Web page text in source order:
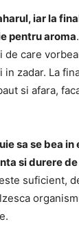
iar la
pentru aroma
de care
zadar. La
si afara,
sa se bea
si durere
suficient,